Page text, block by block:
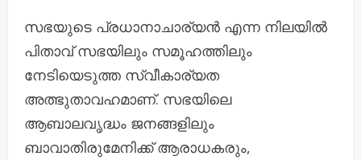
സഭയുടെ പ്രധാനാചാര്യൻ എന്ന നിലയിൽ
പിതാവ് സഭയിലും സമൂഹത്തിലും
നേടിയെടുത്ത സ്വീകാര്യത
അത്ഭുതാവഹമാണ്. സഭയിലെ
ആബാലവൃദ്ധം ജനങ്ങളിലും
ബാവാതിരുമേനിക്ക് ആരാധകരും,